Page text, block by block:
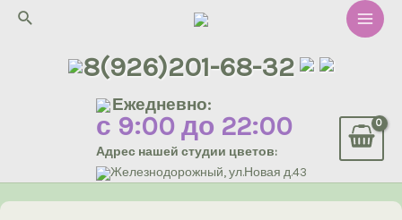
Перейти
Поиск
Main
8(926)201-68-32
Ежедневно:
с 9:00 до 22:00
Адрес нашей студии цветов:
Железнодорожный, ул.Новая д.43